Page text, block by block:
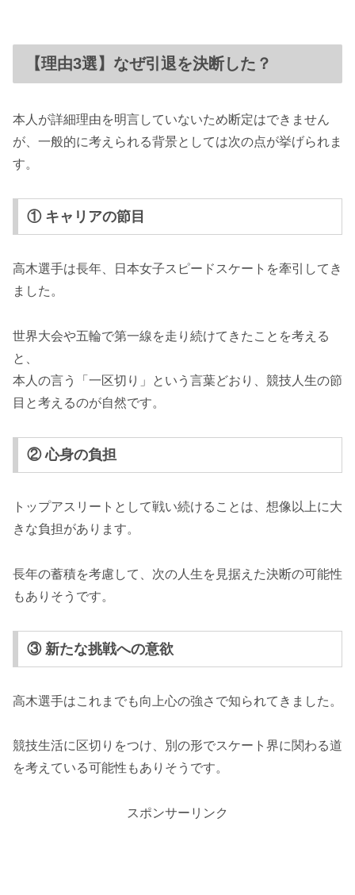
【理由3選】なぜ引退を決断した？
本人が詳細理由を明言していないため断定はできません
が、一般的に考えられる背景としては次の点が挙げられま
す。
① キャリアの節目
高木選手は長年、日本女子スピードスケートを牽引してき
ました。
世界大会や五輪で第一線を走り続けてきたことを考える
と、
本人の言う「一区切り」という言葉どおり、競技人生の節
目と考えるのが自然です。
② 心身の負担
トップアスリートとして戦い続けることは、想像以上に大
きな負担があります。
長年の蓄積を考慮して、次の人生を見据えた決断の可能性
もありそうです。
③ 新たな挑戦への意欲
高木選手はこれまでも向上心の強さで知られてきました。
競技生活に区切りをつけ、別の形でスケート界に関わる道
を考えている可能性もありそうです。
スポンサーリンク